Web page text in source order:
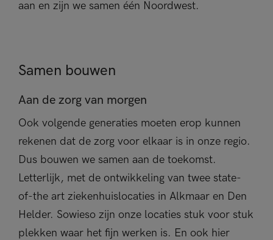
aan en zijn we samen één Noordwest.
Samen bouwen
Aan de zorg van morgen
Ook volgende generaties moeten erop kunnen
rekenen dat de zorg voor elkaar is in onze regio.
Dus bouwen we samen aan de toekomst.
Letterlijk, met de ontwikkeling van twee state-
of-the art ziekenhuislocaties in Alkmaar en Den
Helder. Sowieso zijn onze locaties stuk voor stuk
plekken waar het fijn werken is. En ook hier